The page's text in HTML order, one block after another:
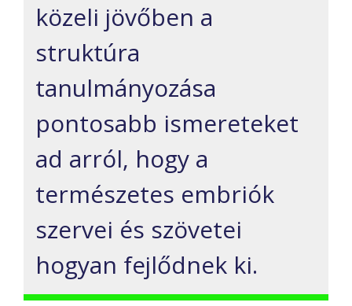
közeli jövőben a
struktúra
tanulmányozása
pontosabb ismereteket
ad arról, hogy a
természetes embriók
szervei és szövetei
hogyan fejlődnek ki.